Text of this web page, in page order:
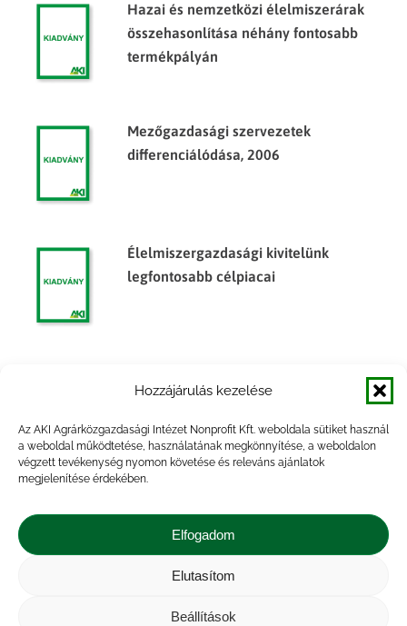
Hozzájárulás kezelése
Az AKI Agrárközgazdasági Intézet Nonprofit Kft. weboldala sütiket használ
a weboldal működtetése, használatának megkönnyítése, a weboldalon
végzett tevékenység nyomon követése és releváns ajánlatok
megjelenítése érdekében.
Elfogadom
Elutasítom
Beállítások
Hazai és nemzetközi élelmiszerárak
összehasonlítása néhány fontosabb
termékpályán
Mezőgazdasági szervezetek
differenciálódása, 2006
Élelmiszergazdasági kivitelünk
legfontosabb célpiacai
A termelési méret szerepe a fontosabb
mezőgazdasági ágazatok
eredményességében a tesztüzemek
adatai alapján (2006-2008)
kezelésének nemzetközi összehasonlító
elemzése